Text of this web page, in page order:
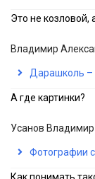
Это не козловой,
Владимир
Дарашколь –
А где картинки?
Усанов
Фотографии